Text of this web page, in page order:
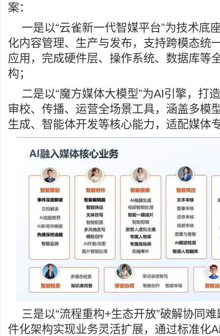
案：
一是以“云雀新一代智媒平台”为技术底
化内容管理、生产与发布，支持跨模态统
应用，完成硬件层、操作系统、数据库等
构；
二是以“魔方媒体大模型”为AI引擎，打
审校、传播、运营全场景工具，涵盖多模
生成、智能体开发等核心能力，适配媒体
三是以“流程重构+生态开放”破解协同
件化架构实现业务灵活扩展，通过标准化